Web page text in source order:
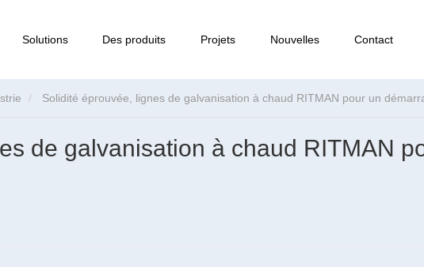
Solutions Des produits Projets Nouvelles Contact
Solidité éprouvée, lignes de galvanisation à chaud RITMAN pour un
de galvanisation à chaud RITMAN